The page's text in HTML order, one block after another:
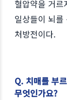
혈압약을 거
일상들이 뇌
처방전이다.
Q. 치매를 부
무엇인가요?